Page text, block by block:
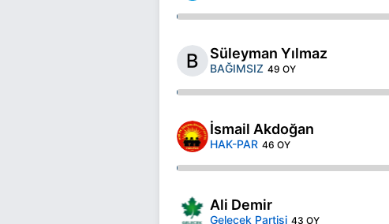
Süleyman Yılmaz
BAĞIMSIZ 49 OY
İsmail Akdoğan
HAK-PAR 46 OY
Ali Demir
Gelecek Partisi 43 OY